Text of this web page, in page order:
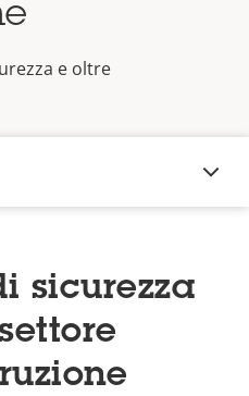
e oltre
sicurezza